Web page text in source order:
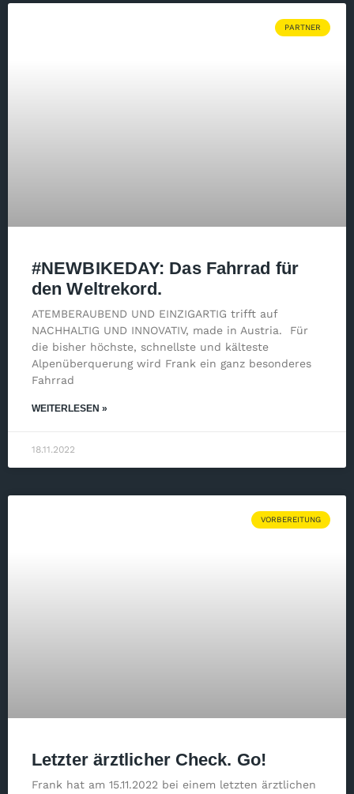
PARTNER
#NEWBIKEDAY: Das Fahrrad für
den Weltrekord.
ATEMBERAUBEND UND EINZIGARTIG trifft auf
NACHHALTIG UND INNOVATIV, made in Austria. Für
die bisher höchste, schnellste und kälteste
Alpenüberquerung wird Frank ein ganz besonderes
Fahrrad
WEITERLESEN »
18.11.2022
VORBEREITUNG
Letzter ärztlicher Check. Go!
Frank hat am 15.11.2022 bei einem letzten ärztlichen